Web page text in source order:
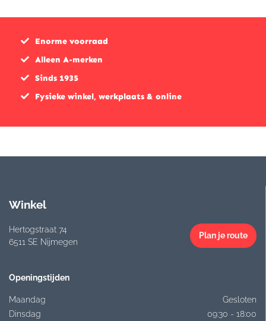
Enorme voorraad
Alleen A-merken
Sinds 1935
Fysieke winkel, werkplaats & online
Winkel
Hertogstraat 74
6511 SE Nijmegen
Plan je route
Openingstijden
Maandag
Gesloten
Dinsdag
09:30 - 18:00